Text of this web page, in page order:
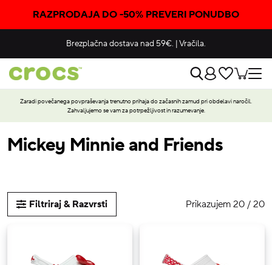
RAZPRODAJA DO -50% PREVERI PONUDBO
Brezplačna dostava nad 59€. |Vračila.
Zaradi povečanega povpraševanja trenutno prihaja do začasnih zamud pri obdelavi naročil.
Zahvaljujemo se vam za potrpežljivost in razumevanje.
Mickey Minnie and Friends
Filtriraj & Razvrsti Prikazujem 20 / 20